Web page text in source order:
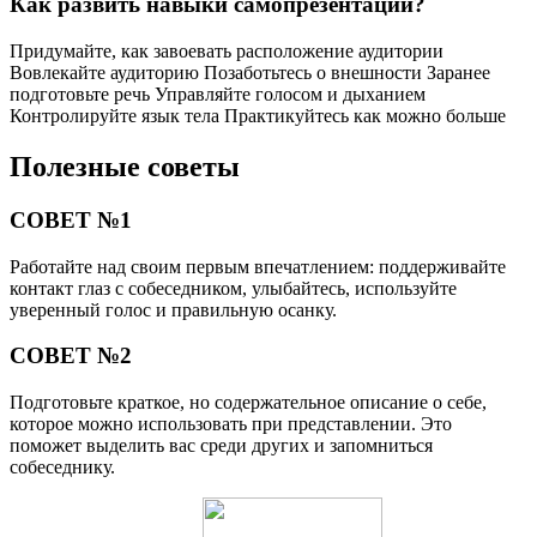
Придумайте, как завоевать расположение аудитории
Вовлекайте аудиторию Позаботьтесь о внешности Заранее
подготовьте речь Управляйте голосом и дыханием
Контролируйте язык тела Практикуйтесь как можно больше
Полезные советы
СОВЕТ №1
Работайте над своим первым впечатлением: поддерживайте
контакт глаз с собеседником, улыбайтесь, используйте
уверенный голос и правильную осанку.
СОВЕТ №2
Подготовьте краткое, но содержательное описание о себе,
которое можно использовать при представлении. Это
поможет выделить вас среди других и запомниться
собеседнику.